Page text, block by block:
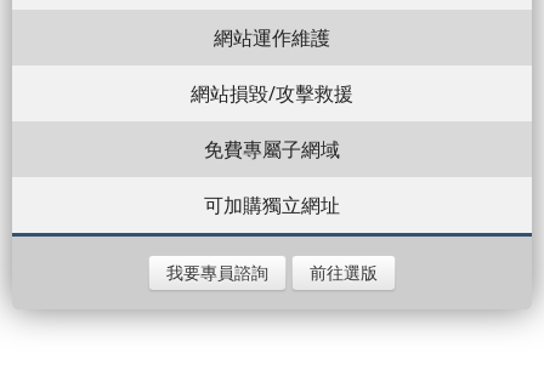
網站運作維護
網站損毀/攻擊救援
免費專屬子網域
可加購獨立網址
我要專員諮詢 前往選版